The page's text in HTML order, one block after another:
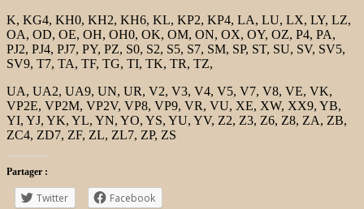
K, KG4, KH0, KH2, KH6, KL, KP2, KP4, LA, LU, LX, LY, LZ,
OA, OD, OE, OH, OH0, OK, OM, ON, OX, OY, OZ, P4, PA,
PJ2, PJ4, PJ7, PY, PZ, S0, S2, S5, S7, SM, SP, ST, SU, SV, SV5,
SV9, T7, TA, TF, TG, TI, TK, TR, TZ,
UA, UA2, UA9, UN, UR, V2, V3, V4, V5, V7, V8, VE, VK,
VP2E, VP2M, VP2V, VP8, VP9, VR, VU, XE, XW, XX9, YB,
YI, YJ, YK, YL, YN, YO, YS, YU, YV, Z2, Z3, Z6, Z8, ZA, ZB,
ZC4, ZD7, ZF, ZL, ZL7, ZP, ZS
Partager :
Twitter Facebook